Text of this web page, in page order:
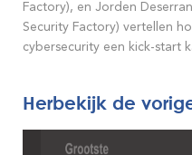
Factory), en Jorden
Security Factory) vertellen
cybersecurity een kick-start
Herbekijk de